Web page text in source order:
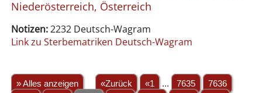
Niederösterreich, Österreich
Notizen:2232 Deutsch-Wagram
Link zu Sterbematriken Deutsch-Wagram
» Alles anzeigen «Zurück «1 ... 7635
7636